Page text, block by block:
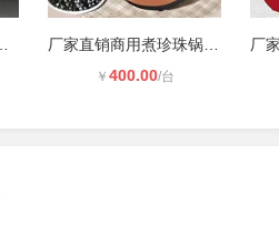
￥ 400.00/台